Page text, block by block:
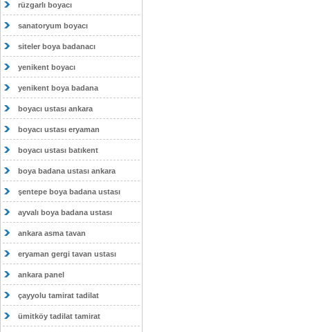
rüzgarlı boyacı
sanatoryum boyacı
siteler boya badanacı
yenikent boyacı
yenikent boya badana
boyacı ustası ankara
boyacı ustası eryaman
boyacı ustası batıkent
boya badana ustası ankara
şentepe boya badana ustası
ayvalı boya badana ustası
ankara asma tavan
eryaman gergi tavan ustası
ankara panel
çayyolu tamirat tadilat
ümitköy tadilat tamirat